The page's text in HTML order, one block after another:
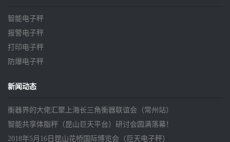
智能电子秤
报警电子秤
打印电子秤
防爆电子秤
新闻动态
衡器界的大佬汇聚上海长三角衡器联谊会（常州站）
智能共享体脂秤（昆山巨天平台）研讨会圆满落幕！
2018年5月16日昆山花桥国际博览会（巨天电子秤）